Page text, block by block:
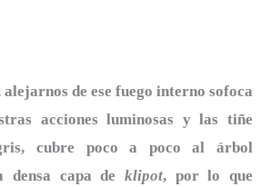
de ese fuego interno sofoca
acciones luminosas y las tiñe
cubre poco a poco al árbol
densa capa de klipot, por lo que